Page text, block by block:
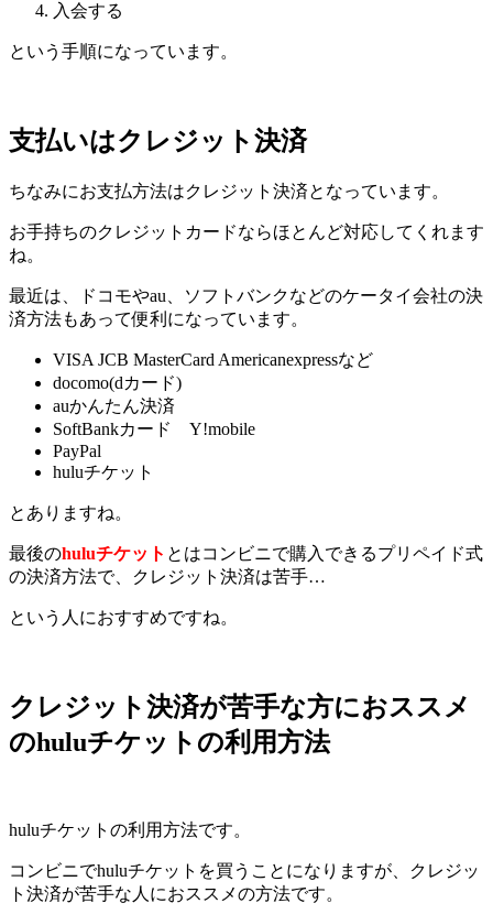
入会する
という手順になっています。
支払いはクレジット決済
ちなみにお支払方法はクレジット決済となっています。
お手持ちのクレジットカードならほとんど対応してくれます
ね。
最近は、ドコモやau、ソフトバンクなどのケータイ会社の決
済方法もあって便利になっています。
VISA JCB MasterCard Americanexpressなど
docomo(dカード)
auかんたん決済
SoftBankカード Y!mobile
PayPal
huluチケット
とありますね。
最後のhuluチケット とはコンビニで購入できるプリペイド式
の決済方法で、クレジット決済は苦手…
という人におすすめですね。
クレジット決済が苦手な方におススメ
のhuluチケットの利用方法
huluチケットの利用方法です。
コンビニでhuluチケットを買うことになりますが、クレジッ
ト決済が苦手な人におススメの方法です。